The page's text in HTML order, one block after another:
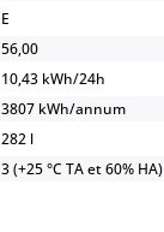
E
56,00
10,43 kWh/24h
3807 kWh/annum
282 l
3 (+25 °C TA et 60% HA)